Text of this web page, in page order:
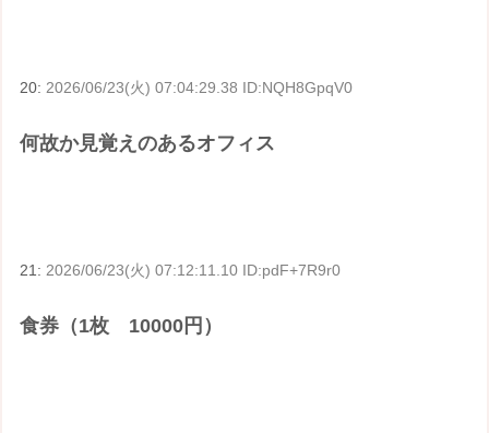
20: 2026/06/23(火) 07:04:29.38 ID:NQH8GpqV0
何故か見覚えのあるオフィス
21: 2026/06/23(火) 07:12:11.10 ID:pdF+7R9r0
食券（1枚 10000円）